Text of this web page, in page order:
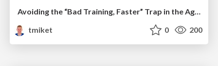
Avoiding the “Bad Training, Faster” Trap in the Age of AI
tmiket
0 200